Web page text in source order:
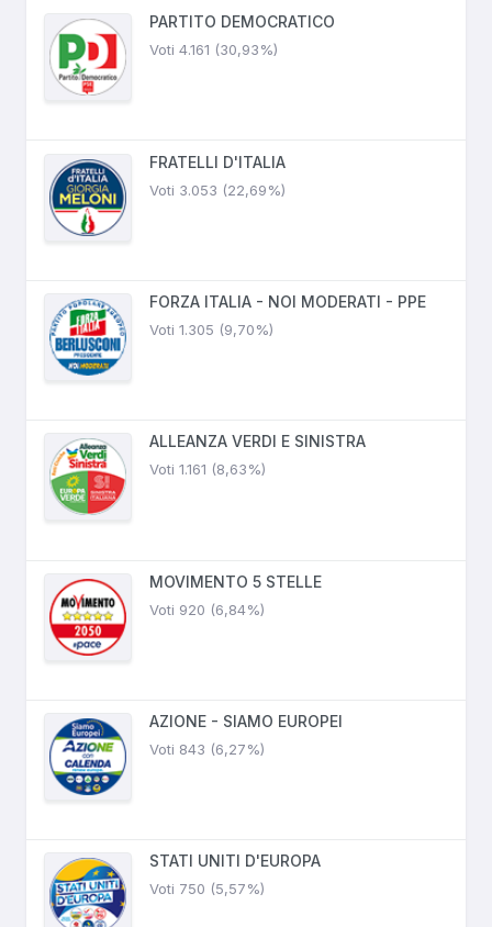
PARTITO DEMOCRATICO
Voti 4.161 (30,93%)
FRATELLI D'ITALIA
Voti 3.053 (22,69%)
FORZA ITALIA - NOI MODERATI - PPE
Voti 1.305 (9,70%)
ALLEANZA VERDI E SINISTRA
Voti 1.161 (8,63%)
MOVIMENTO 5 STELLE
Voti 920 (6,84%)
AZIONE - SIAMO EUROPEI
Voti 843 (6,27%)
STATI UNITI D'EUROPA
Voti 750 (5,57%)